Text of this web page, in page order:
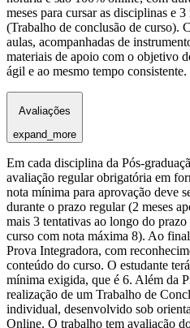
meses para cursar as disciplinas e
(Trabalho de conclusão de curso).
aulas, acompanhadas de
materiais de apoio com o objetivo
ágil e ao mesmo tempo consistente.
Avaliações
expand_more
Em cada disciplina da Pós-
avaliação regular obrigatória em
nota mínima para aprovação deve
durante o prazo regular (2 meses
mais 3 tentativas ao longo do
curso com nota máxima 8). Ao
Prova Integradora, com
conteúdo do curso. O estudante
mínima exigida, que é 6. Além da
realização de um Trabalho de
individual, desenvolvido sob
Online. O trabalho tem avaliação